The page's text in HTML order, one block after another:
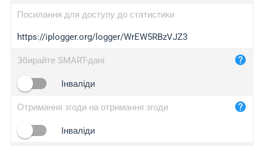
iplogger.com
maper.info
2no.co
yip.su
iplogger.info
Посилання для доступу до статистики
https://iplogger.org/logger/WrEW5RBzVJZ3
Збирайте SMART-дані
Інваліди
Отримання згоди на отримання згоди
Інваліди